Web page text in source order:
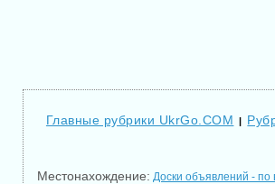
Главные рубрики UkrGo.COM |
Местонахождение: Доски объявлений - по